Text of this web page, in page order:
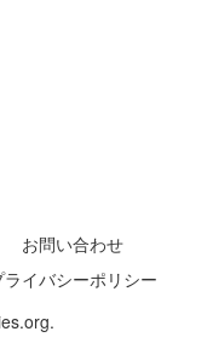
お問い合わせ
ライバシーポリシー